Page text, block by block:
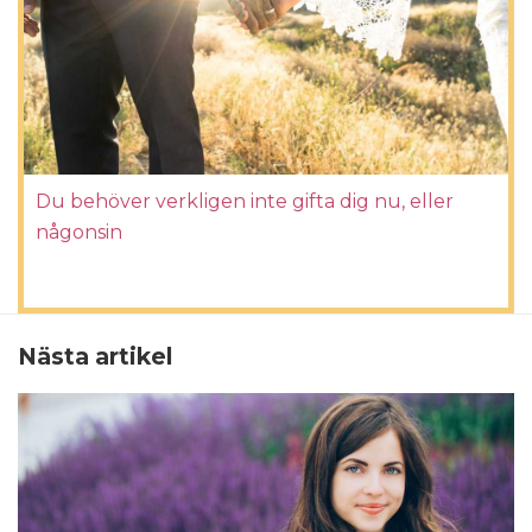
Du behöver verkligen inte gifta dig nu, eller
någonsin
Nästa artikel